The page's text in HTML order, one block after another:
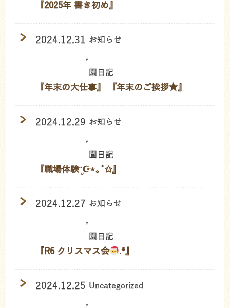
『2025年 書き初め』
2024.12.31 お知らせ
,
園日記
『年末の大仕事』 『年末のご挨拶★』
2024.12.29 お知らせ
,
園日記
『職場体験¨̮☪︎⋆｡˚✩』
2024.12.27 お知らせ
,
園日記
『R6 クリスマス会 .*』
2024.12.25 Uncategorized
,